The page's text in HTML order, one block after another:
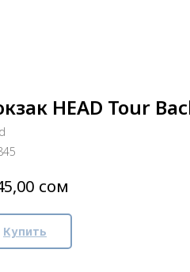
HEAD Tour
сом
Купить